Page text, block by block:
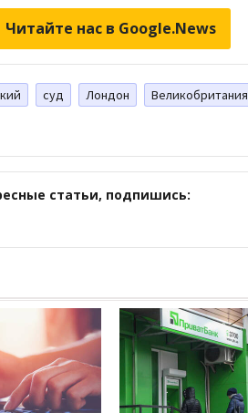
Читайте нас в Google.News
суд Лондон Великобритания
статьи, подпишись: